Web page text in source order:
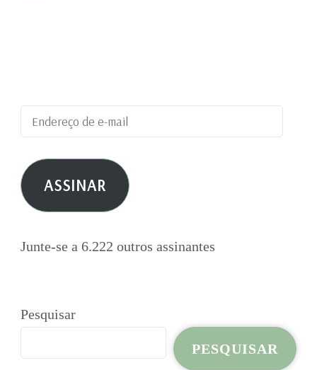
Endereço
de
e-
mail ASSINAR
Junte-se a 6.222 outros assinantes
Pesquisar
PESQUISAR